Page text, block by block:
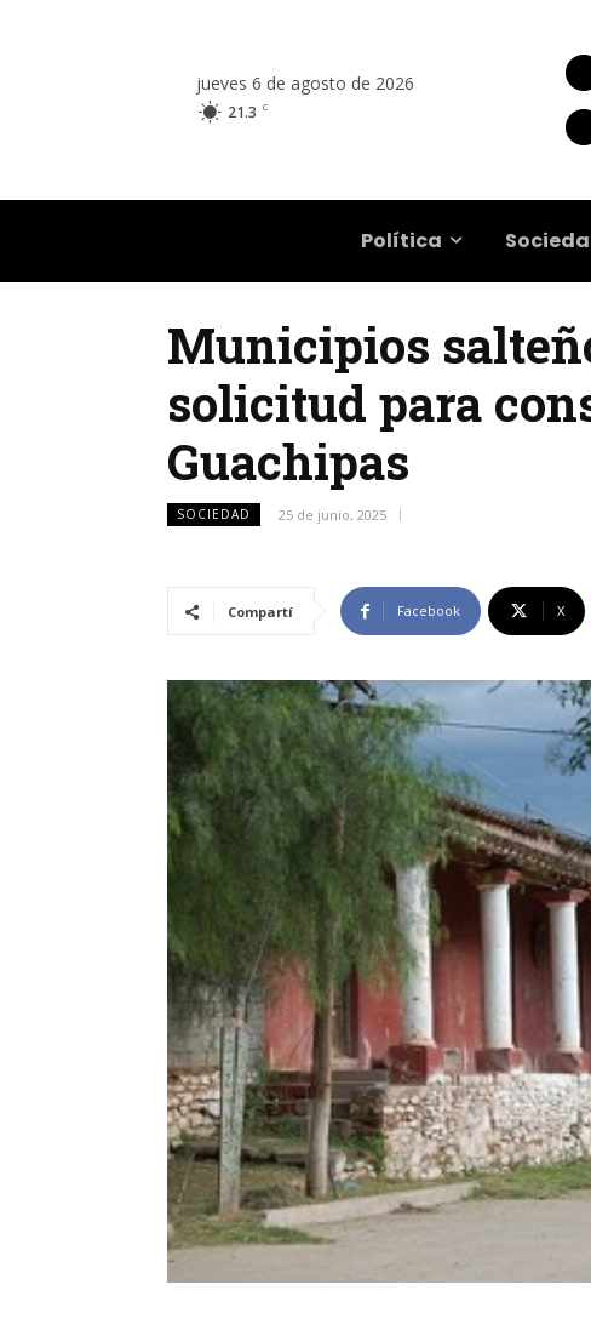
jueves 6 de agosto de 2026
21.3 C
Política
Municipios
solicitud para
Guachipas
SOCIEDAD 25 de junio, 2025
Compartí Facebook X